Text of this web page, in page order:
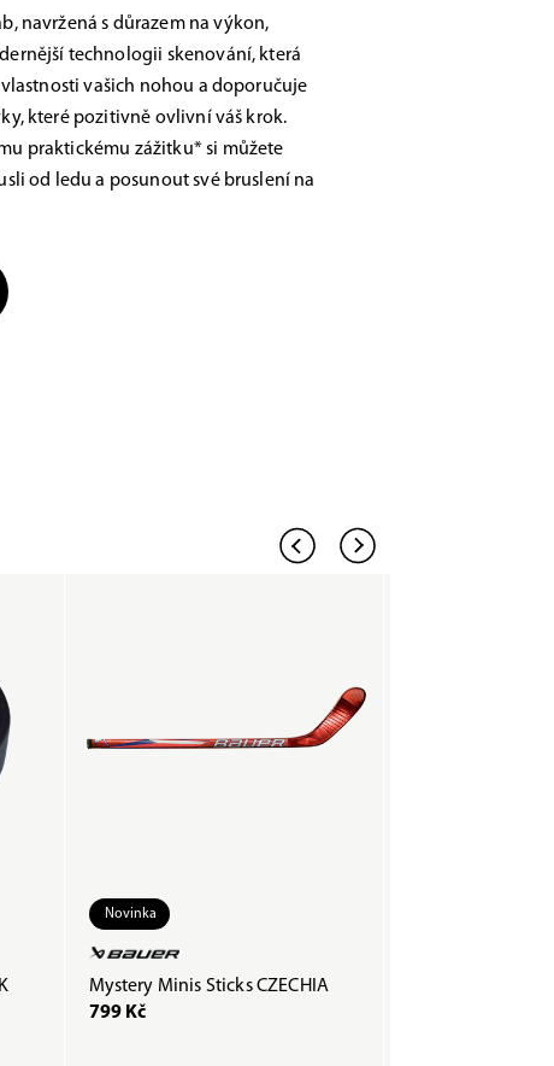
navržená s důrazem na výkon,
technologii skenování, která
vašich nohou a doporučuje
které pozitivně ovlivní váš krok.
praktickému zážitku* si můžete
od ledu a posunout své bruslení na
Novinka
Mystery Minis Sticks CZECHIA
799 Kč